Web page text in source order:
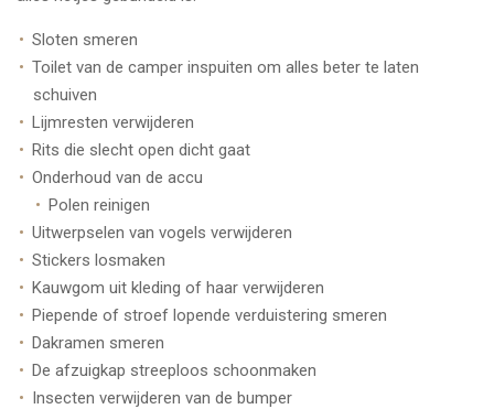
Sloten smeren
Toilet van de camper inspuiten om alles beter te laten
schuiven
Lijmresten verwijderen
Rits die slecht open dicht gaat
Onderhoud van de accu
Polen reinigen
Uitwerpselen van vogels verwijderen
Stickers losmaken
Kauwgom uit kleding of haar verwijderen
Piepende of stroef lopende verduistering smeren
Dakramen smeren
De afzuigkap streeploos schoonmaken
Insecten verwijderen van de bumper